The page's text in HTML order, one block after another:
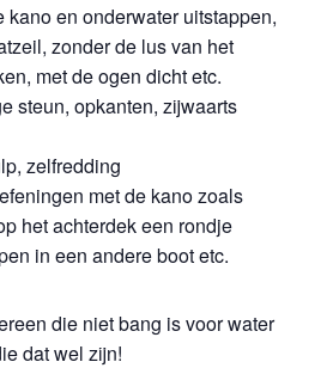
kano en onderwater uitstappen,
zonder de lus van het
met de ogen dicht etc.
steun, opkanten, zijwaarts
zelfredding
met de kano zoals
het achterdek een rondje
in een andere boot etc.
die niet bang is voor water
dat wel zijn!